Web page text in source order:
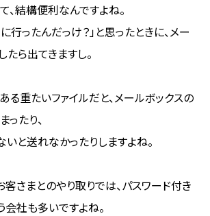
、結構便利なんですよね。
行ったんだっけ？」と思ったときに、メー
ら出てきますし。
る重たいファイルだと、メールボックスの
たり、
と送れなかったりしますよね。
客さまとのやり取りでは、パスワード付き
社も多いですよね。